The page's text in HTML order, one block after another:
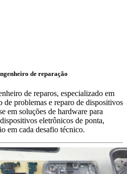
de reparação
de reparos, especializado em
de problemas e reparo de dispositivos
em soluções de hardware para
eletrônicos de ponta,
em cada desafio técnico.